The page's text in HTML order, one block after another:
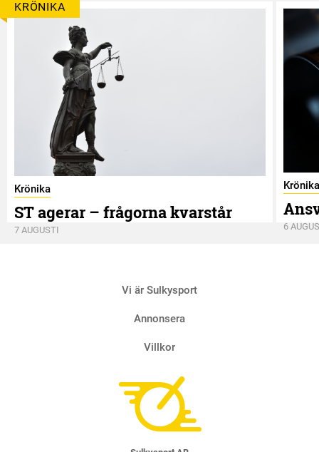
KRÖNIKA
Krönika
ST agerar – frågorna kvarstår
7 AUGUSTI
Krönika
6
Vi är Sulkysport
Annonsera
Villkor